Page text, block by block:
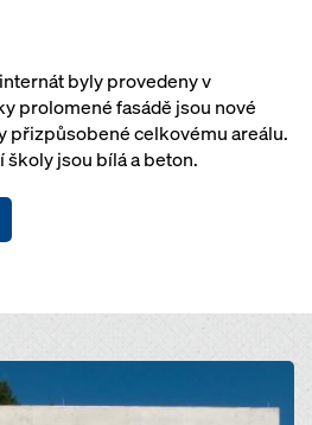
byly provedeny v
prolomené fasádě jsou nové
přizpůsobené celkovému areálu.
jsou bílá a beton.